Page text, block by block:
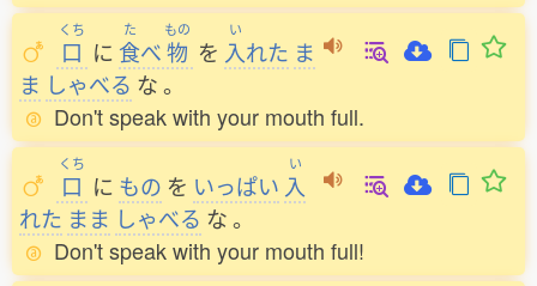
くち
口 に
た
食べ
もの
物 を
い
入れた ま
ま しゃべる な。
Don't speak with your mouth full.
くち
口 に もの を いっぱい
い
入
れた まま しゃべる な。
Don't speak with your mouth full!